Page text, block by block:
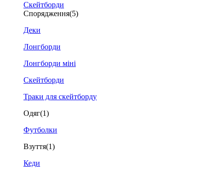
Скейтборди
Спорядження(5)
Деки
Лонгборди
Лонгборди міні
Скейтборди
Траки для скейтборду
Одяг(1)
Футболки
Взуття(1)
Кеди